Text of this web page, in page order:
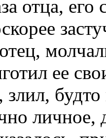
отца,
ее
злил,